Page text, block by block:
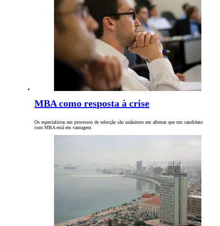
MBA como resposta à crise
Os especialistas em processos de selecção são unânimes em afirmar que um candidato
com MBA está em vantagem